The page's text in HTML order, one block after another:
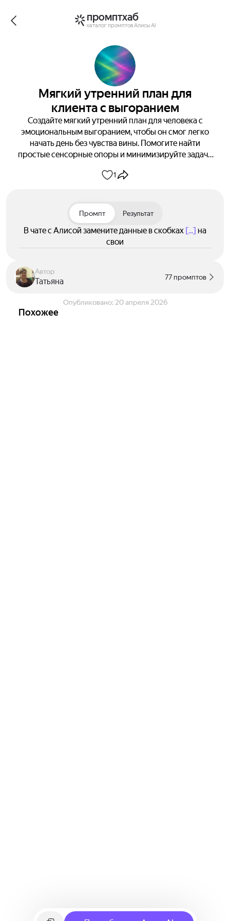
промптхаб
каталог промптов Алисы AI
Мягкий утренний план для
клиента с выгоранием
Создайте мягкий утренний план для человека с
эмоциональным выгоранием, чтобы он смог легко
начать день без чувства вины. Помогите найти
простые сенсорные опоры и минимизируйте задачи
1
Промпт Результат
В чате с Алисой замените данные в скобках [...] на
свои
Автор
Татьяна 77 промптов
Опубликовано: 20 апреля 2026
Похожее